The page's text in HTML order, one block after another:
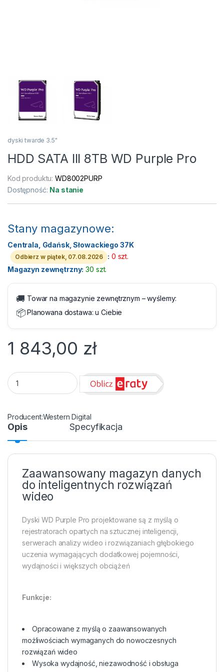
dyski twarde 3.5"
HDD SATA III 8TB WD Purple Pro
Kod produktu:WD8002PURP
Dostępność: Na stanie
Stany magazynowe:
Centrala, Gdańsk, Słowackiego 37K
Odbierz w piątek, 07.08.2026 : 0 szt.
Magazyn zewnętrzny: 30 szt.
🚚 Towar na magazynie zewnętrznym – wyślemy:
📦Planowana dostawa:u Ciebie
1 843,00 zł
HDD SATA III 8TB WD Purple Pro quantity
Western Digital
Opis Specyfikacja
Zaawansowany magazyn danych
do inteligentnych rozwiązań
wideo
Dyski WD Purple Pro projektowane są z myślą o
rejestratorach opartych na sztucznej inteligencji,
serwerach analizy wideo i rozwiązaniach głębokiego
uczenia wymagających dodatkowej pojemności,
wydajności i większych obciążeń
Funkcje:
Opracowane z myślą o zaawansowanych
możliwościach wymaganych do nowoczesnych
rozwiązań wideo
Wysoka wydajność, niezawodność i obsługa